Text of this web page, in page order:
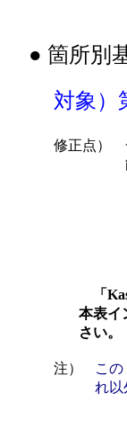
● 箇所別
対象）
修正点）
「
本表イ
さい。
注）
こ
れ以